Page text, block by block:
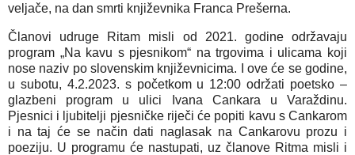
veljače, na dan smrti književnika Franca Prešerna.
Članovi udruge Ritam misli od 2021. godine održavaju
program „Na kavu s pjesnikom“ na trgovima i ulicama koji
nose naziv po slovenskim književnicima. I ove će se godine,
u subotu, 4.2.2023. s početkom u 12:00 održati poetsko –
glazbeni program u ulici Ivana Cankara u Varaždinu.
Pjesnici i ljubitelji pjesničke riječi će popiti kavu s Cankarom
i na taj će se način dati naglasak na Cankarovu prozu i
poeziju. U programu će nastupati, uz članove Ritma misli i